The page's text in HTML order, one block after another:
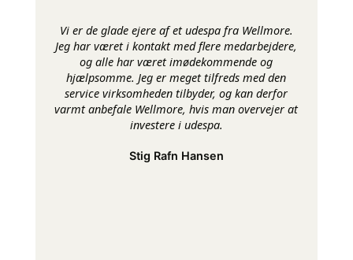
Vi er de glade ejere af et udespa fra Wellmore.
Jeg har været i kontakt med flere medarbejdere,
og alle har været imødekommende og
hjælpsomme. Jeg er meget tilfreds med den
service virksomheden tilbyder, og kan derfor
varmt anbefale Wellmore, hvis man overvejer at
investere i udespa.
Stig Rafn Hansen